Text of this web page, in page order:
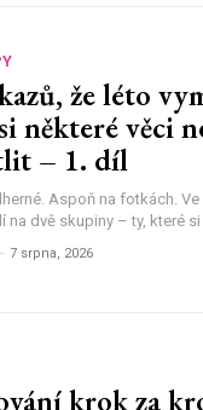
že léto
některé věci
– 1. díl
Aspoň na fotkách.
na dvě skupiny – ty, které si
- 7 srpna, 2026
krok za